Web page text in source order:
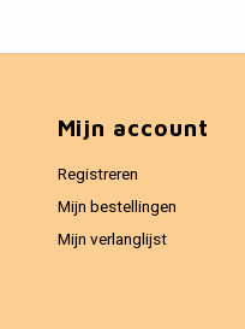
Mijn account
Registreren
Mijn bestellingen
Mijn verlanglijst